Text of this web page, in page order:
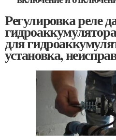
Регулировка реле
для
установка,